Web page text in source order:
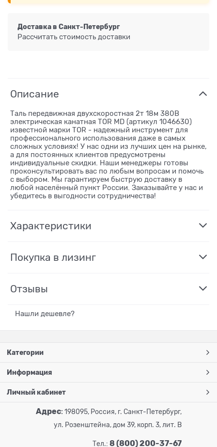
Доставка в Санкт-Петербург
Рассчитать стоимость доставки
Описание
Таль передвижная двухскоростная 2т 18м 380В
электрическая канатная TOR MD (артикул 1046630)
известной марки TOR - надежный инструмент для
профессионального использования даже в самых
сложных условиях! У нас одни из лучших цен на рынке,
а для постоянных клиентов предусмотрены
индивидуальные скидки. Наши менеджеры готовы
проконсультировать вас по любым вопросам и помочь
с выбором. Мы гарантируем быструю доставку в
любой населённый пункт России. Заказывайте у нас и
убедитесь в выгодности сотрудничества!
Характеристики
Покупка в лизинг
Отзывы
Нашли дешевле?
Категории
Информация
Личный кабинет
Адрес: 198095, Россия, г. Санкт-Петербург,
ул. Розенштейна, дом 39, корп. 3, лит. В
Тел.: 8 (800) 200-37-67